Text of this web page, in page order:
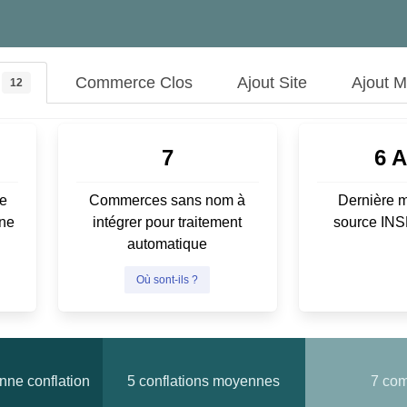
12 Commerce Clos Ajout Site Ajout
7
Commerces sans nom à
intégrer pour traitement
automatique
Où sont-ils ?
6
Dernière
source
conflation 5 conflations moyennes 7